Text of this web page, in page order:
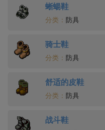
蜥蝪鞋
分类： 防具
骑士鞋
分类： 防具
舒适的皮鞋
分类： 防具
战斗鞋